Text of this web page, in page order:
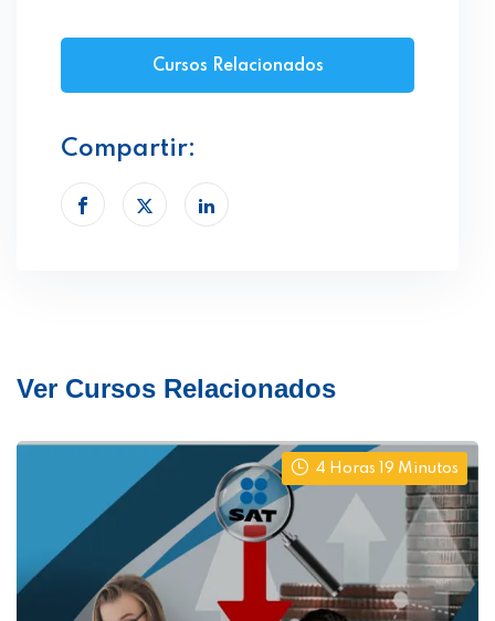
Cursos Relacionados
Compartir:
Ver Cursos Relacionados
4 Horas 19 Minutos